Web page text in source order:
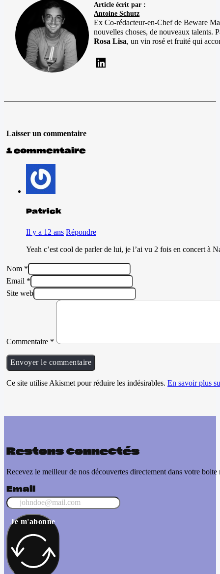
Article écrit par :
Antoine Schutz
Ex Co-rédacteur-en-Chef de Beware
nouvelles choses, de nouveaux talents.
Rosa Lisa, un vin rosé et fruité qui
Laisser un commentaire
1 commentaire
Patrick
Il y a 12 ans Répondre
Yeah c’est cool de parler de lui, je l’ai vu 2 fois en concert à
Nom *
Email *
Site web
Commentaire *
Ce site utilise Akismet pour réduire les indésirables. En savoir plus
Restons connectés
Recevez le meilleur de nos découvertes directement dans votre boite
Email
Je m'abonne